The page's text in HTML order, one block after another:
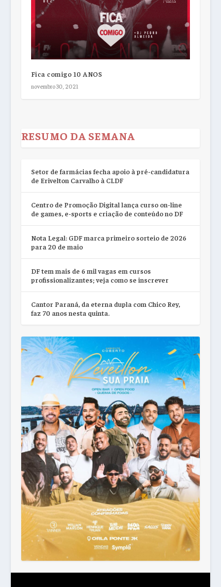
Fica comigo 10 ANOS
novembro 30, 2021
RESUMO DA SEMANA
Setor de farmácias fecha apoio à pré-candidatura
de Erivelton Carvalho à CLDF
Centro de Promoção Digital lança curso on-line
de games, e-sports e criação de conteúdo no DF
Nota Legal: GDF marca primeiro sorteio de 2026
para 20 de maio
DF tem mais de 6 mil vagas em cursos
profissionalizantes; veja como se inscrever
Cantor Paraná, da eterna dupla com Chico Rey,
faz 70 anos nesta quinta.